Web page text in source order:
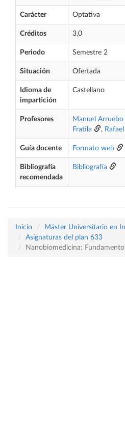
Carácter Optativa
Créditos 3,0
Periodo Semestre 2
Situación Ofertada
Idioma de
impartición
Castellano
Profesores Manuel
Fratila
,
Guía docente Formato web
Bibliografía
recomendada
Bibliografía
Inicio
Máster Universitario en
Asignaturas del plan 633
Nanobiomedicina: